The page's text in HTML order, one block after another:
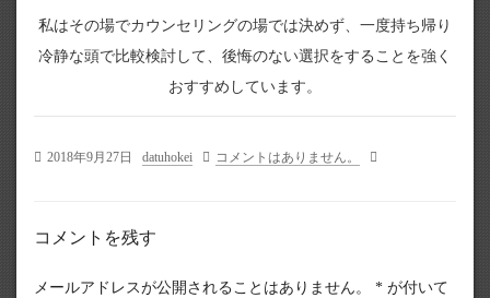
私はその場でカウンセリングの場では決めず、一度持ち帰り
冷静な頭で比較検討して、後悔のない選択をすることを強く
おすすめしています。
2018年9月27日 datuhokei コメントはありません。
コメントを残す
メールアドレスが公開されることはありません。 * が付いて